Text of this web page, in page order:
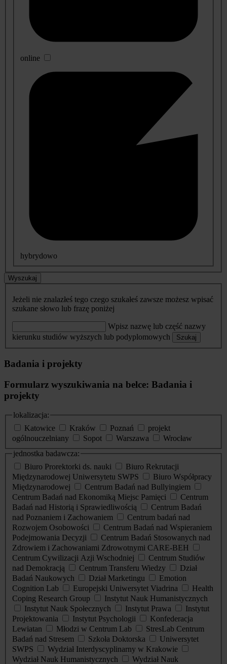
online
hybrydowo
Wyszukaj
Jeżeli nie znalazłeś tego czego szukałeś zawsze możesz wpisać
szukane słowo lub frazę poniżej
Wpisz nazwę lub część nazwy
kierunku studiów wyższych lub podyplomowych
Szukaj
Badania i projekty
Formularz wyszukiwania na belce: Badania i
projekty
lokalizacja:
Katowice
Kraków Poznań
projekt
ogólnouczelniany
Sopot Warszawa
Wrocław
jednostka badawcza:
Biuro Prorektorki ds. nauki
Biuro Rekrutacji
Międzynarodowej Uniwersytetu SWPS
Biuro Współpracy
Międzynarodowej
Centrum Badań nad Bullyingiem
Centrum Badań nad Ekonomiką Miejsc Pamięci
Centrum
Badań nad Historią i Sprawiedliwością
Centrum Badań
nad Poznaniem i Zachowaniem
Centrum badań nad
Rozwojem Osobowości
Centrum Badań nad Wspieraniem
Podejmowania Decyzji
Centrum Badań Stosowanych nad
Zdrowiem i Zachowaniami Zdrowotnymi CARE-BEH
Centrum Cywilizacji Azji Wschodniej
Centrum Studiów
nad Demokracją
Centrum Transferu Wiedzy
Dział
Badań Naukowych
Dział Marketingu
Emotion
Cognition Lab
Europejski Uniwersytet Viadrina
Health
Coping Research Group
Instytut Nauk Humanistycznych
Instytut Nauk Społecznych
Instytut Prawa
Instytut
Projektowania
Instytut Psychologii
Konfederacja
Lewiatan
Młodzi w Centrum Lab
StresLab Centrum
Badań nad Stresem
Szkoła Doktorska
Uniwersytet
SWPS
Wydział Interdyscyplinarny w Krakowie
Wydział Nauk Humanistycznych
Wydział Nauk